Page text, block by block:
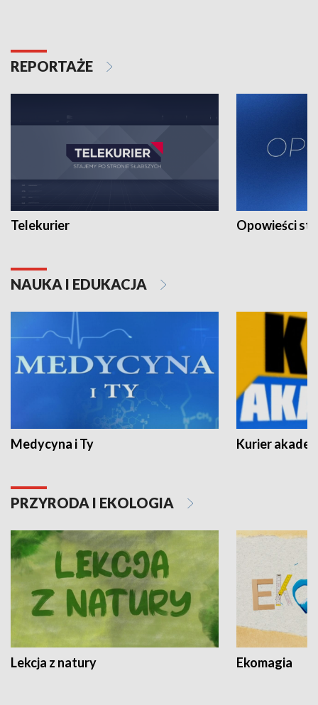
REPORTAŻE
Telekurier Opowieści
NAUKA I EDUKACJA
Medycyna i Ty Kurier
PRZYRODA I EKOLOGIA
Lekcja z natury Ekomagia